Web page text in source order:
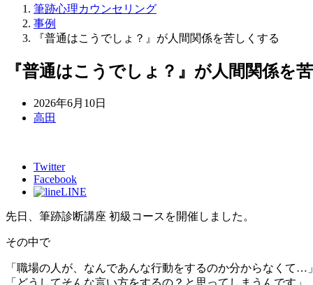
筆跡心理カウンセリング
事例
『普通はこうでしょ？』が人間関係を苦しくする
『普通はこうでしょ？』が人間関係を
2026年6月10日
高田
Twitter
Facebook
LINE
先日、筆跡診断講座 初級コースを開催しました。
その中で
「職場の人が、なんであんな行動をするのか分からなくて…」
「どうしてそんな言い方をするの？と思ってしまうんです」